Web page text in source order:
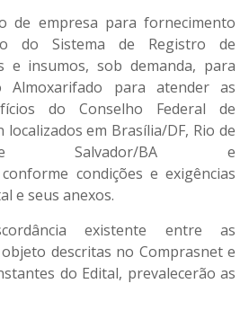
de empresa para fornecimento
do Sistema de Registro de
e insumos, sob demanda, para
Almoxarifado para atender as
do Conselho Federal de
localizados em Brasília/DF, Rio de
e Salvador/BA e
condições e exigências
e seus anexos.
existente entre as
descritas no Comprasnet e
do Edital, prevalecerão as